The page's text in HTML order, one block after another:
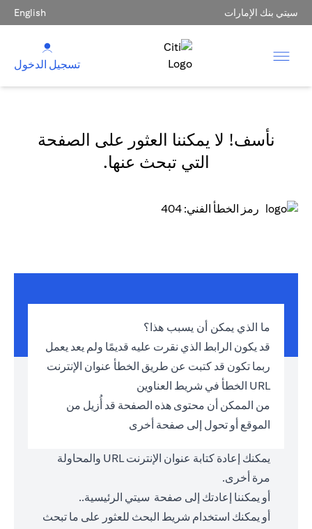
سيتي بنك الإمارات English
تسجيل الدخول
نأسف! لا يمكننا العثور على الصفحة
التي تبحث عنها.
رمز الخطأ الفني: 404
ما الذي يمكن أن يسبب هذا؟
قد يكون الرابط الذي نقرت عليه قديمًا ولم يعد يعمل
ربما تكون قد كتبت عن طريق الخطأ عنوان الإنترنت
URL الخطأ في شريط العناوين
من الممكن أن محتوى هذه الصفحة قد أُزيل من
الموقع أو تحول إلى صفحة أخرى
يمكنك إعادة كتابة عنوان الإنترنت URL والمحاولة
مرة أخرى.
أو يمكننا إعادتك إلى صفحة سيتي الرئيسية..
أو يمكنك استخدام شريط البحث للعثور على ما تبحث